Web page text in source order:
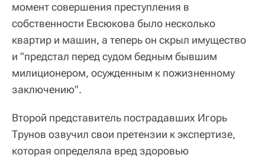
момент совершения преступления в
собственности Евсюкова было несколько
квартир и машин, а теперь он скрыл имущество
и "предстал перед судом бедным бывшим
милиционером, осужденным к пожизненному
заключению".
Второй представитель пострадавших Игорь
Трунов озвучил свои претензии к экспертизе,
которая определяла вред здоровью